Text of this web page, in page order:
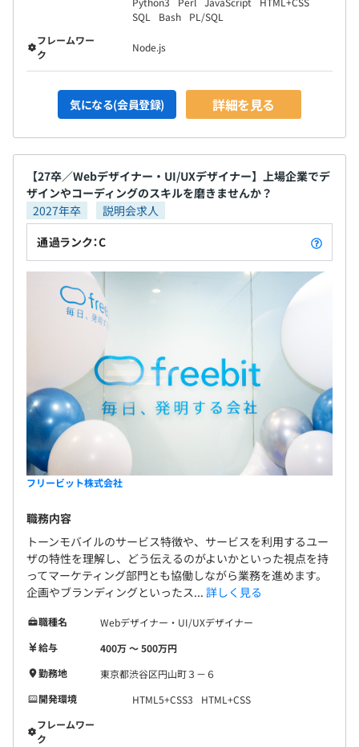
SQL
Bash
PL/SQL
フレームワー
ク
Node.js
気になる(会員登録) 詳細を見る
【27卒／Webデザイナー・UI/UXデザイナー】上場企業でデ
ザインやコーディングのスキルを磨きませんか？
2027年卒
説明会求人
通過ランク：C
フリービット株式会社
職務内容
トーンモバイルのサービス特徴や、サービスを利用するユー
ザの特性を理解し、どう伝えるのがよいかといった視点を持
ってマーケティング部門とも協働しながら業務を進めます。
企画やブランディングといったス... 詳しく見る
職種名
Webデザイナー・UI/UXデザイナー
給与
400万 〜 500万円
勤務地
東京都渋谷区円山町３－６
開発環境
HTML5+CSS3
HTML+CSS
フレームワー
ク